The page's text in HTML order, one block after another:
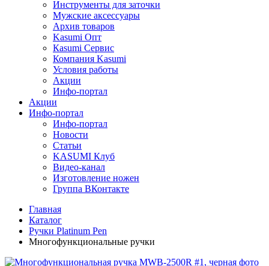
Инструменты для заточки
Мужские аксессуары
Архив товаров
Kasumi Опт
Кasumi Сервис
Компания Kasumi
Условия работы
Акции
Инфо-портал
Акции
Инфо-портал
Инфо-портал
Новости
Статьи
KASUMI Клуб
Видео-канал
Изготовление ножен
Группа ВКонтакте
Главная
Каталог
Ручки Platinum Pen
Многофункциональные ручки